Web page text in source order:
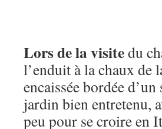
Lors de la visitedu
l’enduit à la chaux de
encaissée bordée
jardin bien entretenu,
peu pour se croire en